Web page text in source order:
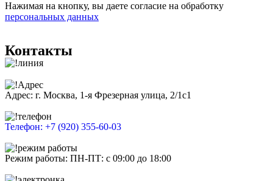
Нажимая на кнопку, вы даете согласие на обработку
персональных данных
Контакты
Адрес: г. Москва, 1-я Фрезерная улица, 2/1с1
Телефон: +7 (920) 355-60-03
Режим работы: ПН-ПТ: с 09:00 до 18:00